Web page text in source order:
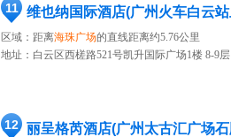
11 维也纳国际酒店(广州火车白云
区域：距离海珠广场的直线距离约5.76公里
地址： 白云区西槎路521号凯升国际广场1楼 8-9层
12 丽呈格芮酒店(广州太古汇广场